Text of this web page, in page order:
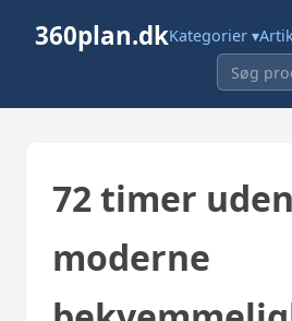
360plan.dkKategorier ▾
72 timer uden
moderne